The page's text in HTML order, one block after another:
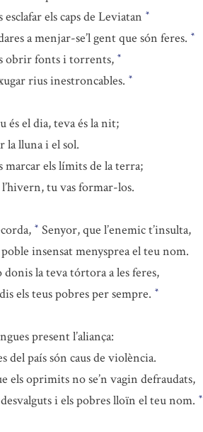
esclafar els caps de Leviatan *
a menjar-se’l gent que són feres. *
obrir fonts i torrents, *
rius inestroncables. *
és el dia, teva és la nit;
la lluna i el sol.
marcar els límits de la terra;
l’hivern, tu vas formar-los.
* Senyor, que l’enemic t’insulta,
insensat menysprea el teu nom.
donis la teva tórtora a les feres,
els teus pobres per sempre. *
present l’aliança:
del país són caus de violència.
els oprimits no se’n vagin defraudats,
i els pobres lloïn el teu nom. *